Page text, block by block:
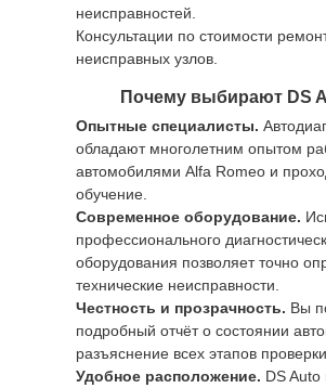
неисправностей.
Консультации по стоимости
неисправных узлов.
Почему выбирают DS
Опытные специалисты.
обладают многолетним опытом
автомобилями Alfa Romeo и
обучение.
Современное оборудование.
профессионального
оборудования позволяет точно
технические неисправности.
Честность и прозрачность. Вы
подробный отчёт о состоянии
разъяснение всех этапов проверки.
Удобное расположение. DS Auto